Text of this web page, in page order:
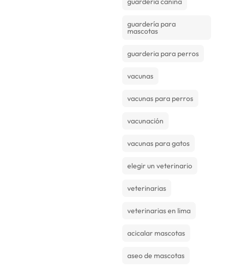
guardería para
mascotas
guarderia para perros
vacunas
vacunas para perros
vacunación
vacunas para gatos
elegir un veterinario
veterinarias
veterinarias en lima
acicalar mascotas
aseo de mascotas